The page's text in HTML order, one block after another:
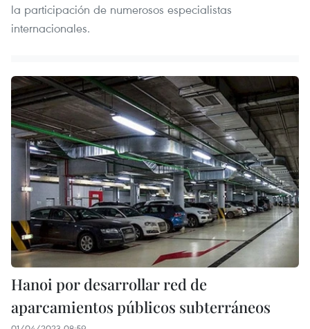
la participación de numerosos especialistas
internacionales.
Hanoi por desarrollar red de
aparcamientos públicos subterráneos